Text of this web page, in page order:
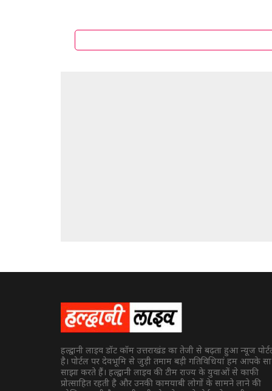
हल्द्वानी लाइव डॉट कॉम उत्तराखंड का तेजी से बढ़ता हुआ न्यूज
है। पोर्टल पर देवभूमि से जुड़ी तमाम बड़ी गतिविधियां हम आपके
साझा करते हैं। हल्द्वानी लाइव की टीम राज्य के युवाओं से काफी
प्रोत्साहित रहती है और उनकी कामयाबी लोगों के सामने लाने की